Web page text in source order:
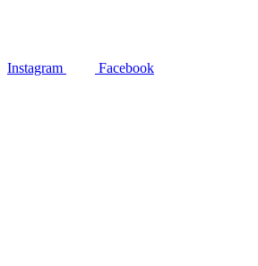
Instagram Facebook